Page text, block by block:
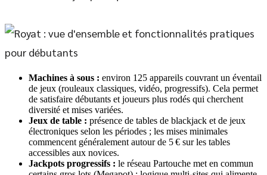
Machines à sous : environ 125 appareils couvrant un éventail
de jeux (rouleaux classiques, vidéo, progressifs). Cela permet
de satisfaire débutants et joueurs plus rodés qui cherchent
diversité et mises variées.
Jeux de table : présence de tables de blackjack et de jeux
électroniques selon les périodes ; les mises minimales
commencent généralement autour de 5 € sur les tables
accessibles aux novices.
Jackpots progressifs : le réseau Partouche met en commun